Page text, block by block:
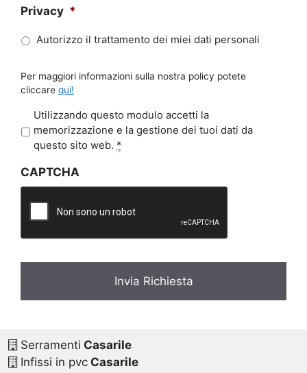
Privacy *
Autorizzo il trattamento dei miei dati personali
Per maggiori informazioni sulla nostra policy potete
cliccare qui!
r
a
c
*
Utilizzando questo modulo accetti la
memorizzazione e la gestione dei tuoi dati da
questo sito web. *
CAPTCHA
Serramenti Casarile
Infissi in pvcCasarile